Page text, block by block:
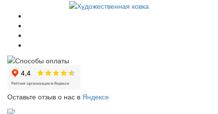
Оставьте отзыв о нас в Яндексе